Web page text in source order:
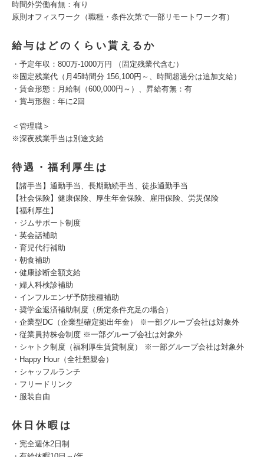
時間外労働有無：有り
原則オフィスワーク（職種・条件次第で一部リモートワーク有）
給与はどのくらい貰えるか
・予定年収：800万-1000万円 （固定残業代含む）
※固定残業代（月45時間分 156,100円～、時間超過分は追加支給）
・賃金形態：月給制（600,000円～）、昇給有無：有
・賞与形態：年に2回
＜管理職＞
※深夜残業手当は別途支給
待遇・福利厚生は
【諸手当】通勤手当、長期勤続手当、徒歩通勤手当
【社会保険】健康保険、厚生年金保険、雇用保険、労災保険
【福利厚生】
・ジムサポート制度
・英会話補助
・育児代行補助
・朝食補助
・健康診断全額支給
・婦人科検診補助
・インフルエンザ予防接種補助
・奨学金返済補助制度（所定条件充足の場合）
・企業型DC（企業型確定拠出年金） ※一部グループ会社は対象外
・従業員持株会制度 ※一部グループ会社は対象外
・シャトク制度（福利厚生賃貸制度） ※一部グループ会社は対象外
・Happy Hour（全社懇親会）
・シャッフルランチ
・フリードリンク
・服装自由
休日休暇は
・完全週休2日制